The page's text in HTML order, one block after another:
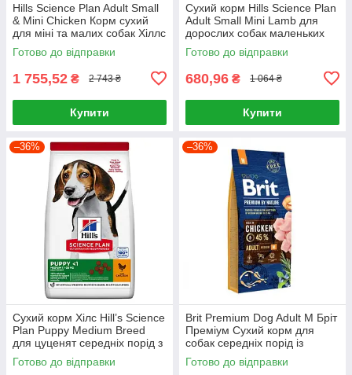
Hills Science Plan Adult Small
& Mini Chicken Корм сухий
для міні та малих собак Хіллс
6 кг
Готово до відправки
1 755,52 ₴ 2 743 ₴
Купити
Сухий корм Hills Science Plan
Adult Small Mini Lamb для
дорослих собак маленьких
порід Хіллс 1.5 кг. з ягням
Готово до відправки
680,96 ₴ 1 064 ₴
Купити
–36%
Сухий корм Хілс Hill’s Science
Plan Puppy Medium Breed
для цуценят середніх порід з
куркою, 2,5 кг
Готово до відправки
–36%
Brit Premium Dog Adult M Бріт
Преміум Сухий корм для
собак середніх порід із
куркою 15 кг
Готово до відправки